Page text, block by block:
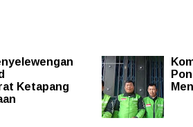
Ketapang